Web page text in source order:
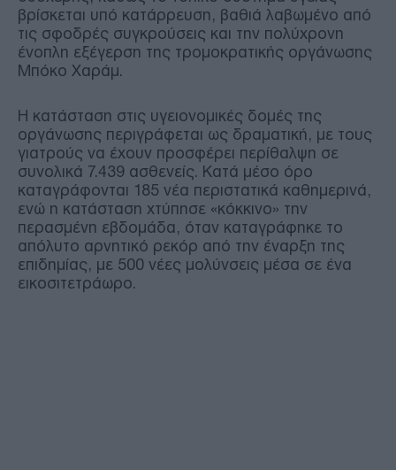
βρίσκεται υπό κατάρρευση, βαθιά λαβωμένο από
τις σφοδρές συγκρούσεις και την πολύχρονη
ένοπλη εξέγερση της τρομοκρατικής οργάνωσης
Μπόκο Χαράμ.
Η κατάσταση στις υγειονομικές δομές της
οργάνωσης περιγράφεται ως δραματική, με τους
γιατρούς να έχουν προσφέρει περίθαλψη σε
συνολικά 7.439 ασθενείς. Κατά μέσο όρο
καταγράφονται 185 νέα περιστατικά καθημερινά,
ενώ η κατάσταση χτύπησε «κόκκινο» την
περασμένη εβδομάδα, όταν καταγράφηκε το
απόλυτο αρνητικό ρεκόρ από την έναρξη της
επιδημίας, με 500 νέες μολύνσεις μέσα σε ένα
εικοσιτετράωρο.